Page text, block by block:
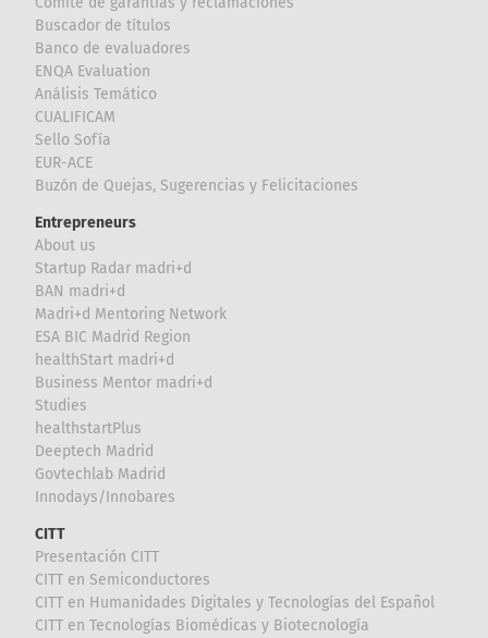
Buscador de títulos
Banco de evaluadores
ENQA Evaluation
Análisis Temático
CUALIFICAM
Sello Sofía
EUR-ACE
Buzón de Quejas, Sugerencias y Felicitaciones
Entrepreneurs
About us
Startup Radar madri+d
BAN madri+d
Madri+d Mentoring Network
ESA BIC Madrid Region
healthStart madri+d
Business Mentor madri+d
Studies
healthstartPlus
Deeptech Madrid
Govtechlab Madrid
Innodays/Innobares
CITT
Presentación CITT
CITT en Semiconductores
CITT en Humanidades Digitales y Tecnologías del Español
CITT en Tecnologías Biomédicas y Biotecnología